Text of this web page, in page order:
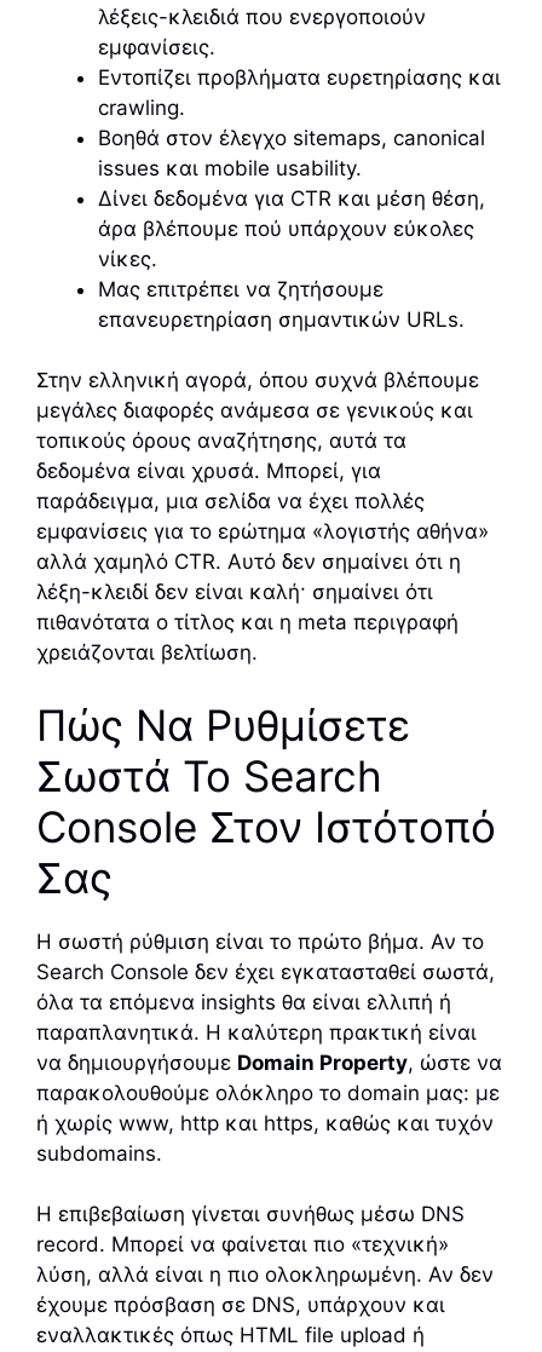
λέξεις-κλειδιά που ενεργοποιούν
εμφανίσεις.
Εντοπίζει προβλήματα ευρετηρίασης και
crawling.
Βοηθά στον έλεγχο sitemaps, canonical
issues και mobile usability.
Δίνει δεδομένα για CTR και μέση θέση,
άρα βλέπουμε πού υπάρχουν εύκολες
νίκες.
Μας επιτρέπει να ζητήσουμε
επανευρετηρίαση σημαντικών URLs.
Στην ελληνική αγορά, όπου συχνά βλέπουμε
μεγάλες διαφορές ανάμεσα σε γενικούς και
τοπικούς όρους αναζήτησης, αυτά τα
δεδομένα είναι χρυσά. Μπορεί, για
παράδειγμα, μια σελίδα να έχει πολλές
εμφανίσεις για το ερώτημα «λογιστής αθήνα»
αλλά χαμηλό CTR. Αυτό δεν σημαίνει ότι η
λέξη-κλειδί δεν είναι καλή· σημαίνει ότι
πιθανότατα ο τίτλος και η meta περιγραφή
χρειάζονται βελτίωση.
Πώς Να Ρυθμίσετε
Σωστά Το Search
Console Στον Ιστότοπό
Σας
Η σωστή ρύθμιση είναι το πρώτο βήμα. Αν το
Search Console δεν έχει εγκατασταθεί σωστά,
όλα τα επόμενα insights θα είναι ελλιπή ή
παραπλανητικά. Η καλύτερη πρακτική είναι
να δημιουργήσουμε Domain Property, ώστε να
παρακολουθούμε ολόκληρο το domain μας: με
ή χωρίς www, http και https, καθώς και τυχόν
subdomains.
Η επιβεβαίωση γίνεται συνήθως μέσω DNS
record. Μπορεί να φαίνεται πιο «τεχνική»
λύση, αλλά είναι η πιο ολοκληρωμένη. Αν δεν
έχουμε πρόσβαση σε DNS, υπάρχουν και
εναλλακτικές όπως HTML file upload ή